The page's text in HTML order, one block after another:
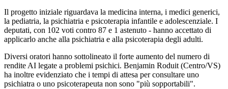
Il progetto iniziale riguardava la medicina interna, i medici generici,
la pediatria, la psichiatria e psicoterapia infantile e adolescenziale. I
deputati, con 102 voti contro 87 e 1 astenuto - hanno accettato di
applicarlo anche alla psichiatria e alla psicoterapia degli adulti.
Diversi oratori hanno sottolineato il forte aumento del numero di
rendite AI legate a problemi psichici. Benjamin Roduit (Centro/VS)
ha inoltre evidenziato che i tempi di attesa per consultare uno
psichiatra o uno psicoterapeuta non sono "più sopportabili".